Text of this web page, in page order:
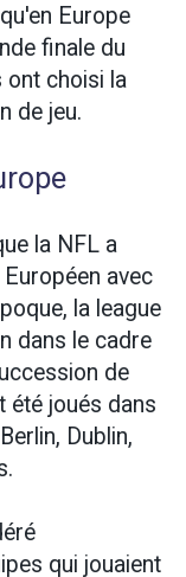
Europe
finale du
ont choisi la
de jeu.
la NFL a
avec
la league
dans le cadre
de
été joués dans
Dublin,
qui jouaient